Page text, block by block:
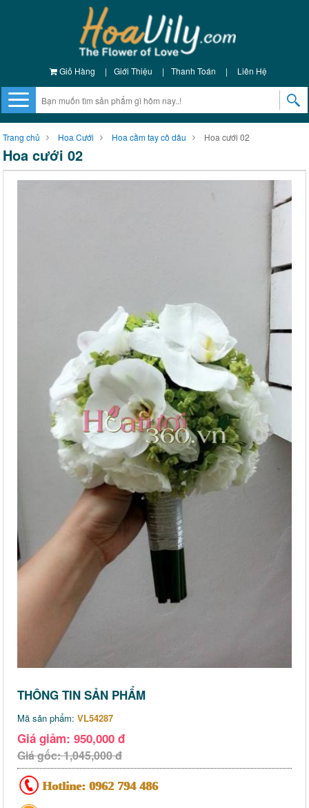
Giỏ Hàng | Giới Thiệu | Thanh Toán | Liên Hệ
Trang chủ Hoa Cưới Hoa cầm tay cô dâu Hoa cưới 02
Hoa cưới 02
THÔNG TIN SẢN PHẨM
Mã sản phẩm: VL54287
Giá giảm: 950,000 đ
Giá gốc: 1,045,000 đ
Hotline: 0962 794 486